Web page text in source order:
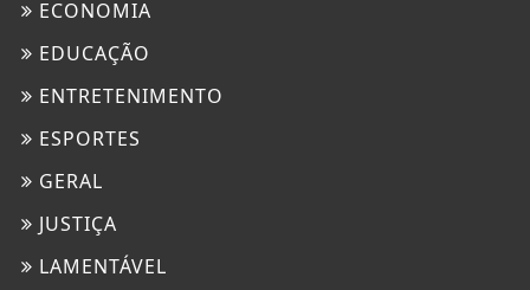
ECONOMIA
EDUCAÇÃO
ENTRETENIMENTO
ESPORTES
GERAL
JUSTIÇA
LAMENTÁVEL